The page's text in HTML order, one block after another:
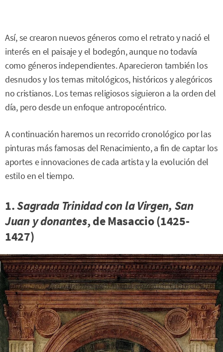
Así, se crearon nuevos géneros como el retrato y nació el
interés en el paisaje y el bodegón, aunque no todavía
como géneros independientes. Aparecieron también los
desnudos y los temas mitológicos, históricos y alegóricos
no cristianos. Los temas religiosos siguieron a la orden del
día, pero desde un enfoque antropocéntrico.
A continuación haremos un recorrido cronológico por las
pinturas más famosas del Renacimiento, a fin de captar los
aportes e innovaciones de cada artista y la evolución del
estilo en el tiempo.
1.Sagrada Trinidad con la Virgen, San
Juan y donantes, de Masaccio (1425-
1427)